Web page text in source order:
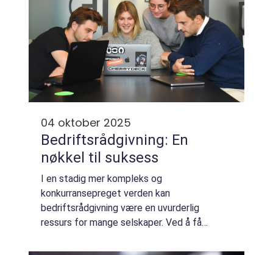
04 oktober 2025
Bedriftsrådgivning: En
nøkkel til suksess
I en stadig mer kompleks og
konkurransepreget verden kan
bedriftsrådgivning være en uvurderlig
ressurs for mange selskaper. Ved å få
forretningsområder kan bedrifter ikke bare